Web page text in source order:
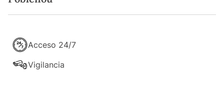
Acceso 24/7
Vigilancia